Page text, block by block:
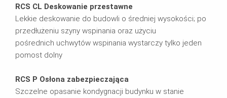
RCS CL Deskowanie przestawne
Lekkie deskowanie do budowli o średniej wysokości; po
przedłużeniu szyny wspinania oraz użyciu
pośrednich uchwytów wspinania wystarczy tylko jeden
pomost dolny
RCS P Osłona zabezpieczająca
Szczelne opasanie kondygnacji budynku w stanie